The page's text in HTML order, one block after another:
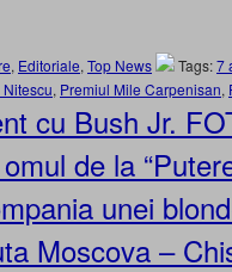
, Editoriale, Top News Tags:7
Nitescu, Premiul Mile Carpenisan,
cu Bush Jr.
de la
unei
Moscova –